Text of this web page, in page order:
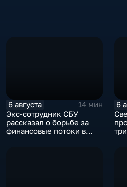
6 августа
14 мин
Экс-сотрудник СБУ
рассказал о борьбе за
финансовые потоки в
6